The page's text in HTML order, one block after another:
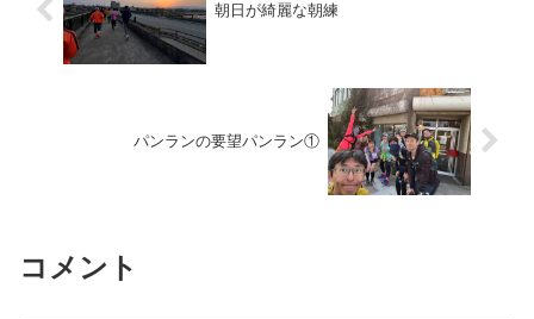
朝日が綺麗な朝練
パンランの要望パンラン①
コメント